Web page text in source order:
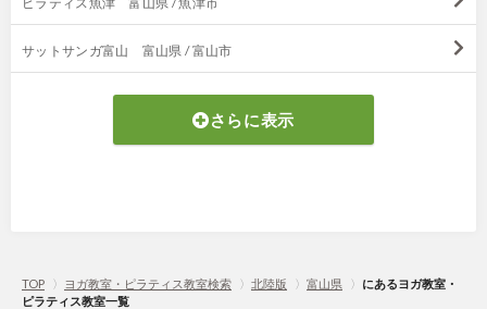
サットサンガ富山 富山県 / 富山市
さらに表示
TOP 〉 ヨガ教室・ピラティス教室検索 〉 北陸版 〉 富山県 〉 にあるヨガ教室・
ピラティス教室一覧